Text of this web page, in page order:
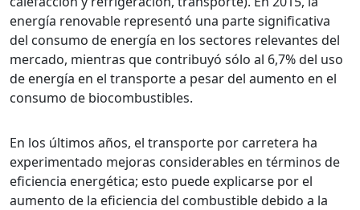
energía renovable representó una parte significativa
del consumo de energía en los sectores relevantes del
mercado, mientras que contribuyó sólo al 6,7% del uso
de energía en el transporte a pesar del aumento en el
consumo de biocombustibles.
En los últimos años, el transporte por carretera ha
experimentado mejoras considerables en términos de
eficiencia energética; esto puede explicarse por el
aumento de la eficiencia del combustible debido a la